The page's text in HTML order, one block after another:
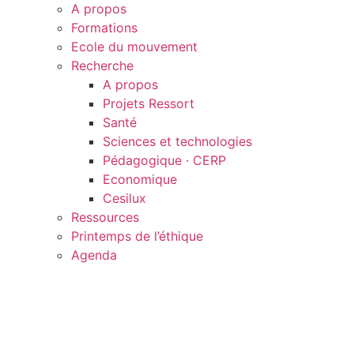
A propos
Formations
Ecole du mouvement
Recherche
A propos
Projets Ressort
Santé
Sciences et technologies
Pédagogique · CERP
Economique
Cesilux
Ressources
Printemps de l’éthique
Agenda